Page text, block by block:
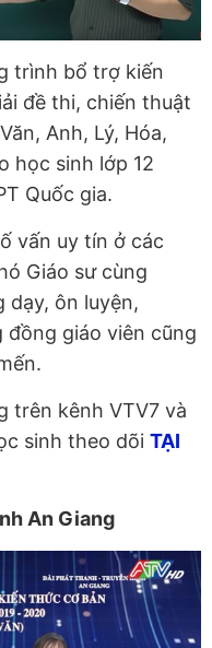
trình bổ trợ kiến
đề thi, chiến thuật
Anh, Lý, Hóa,
học sinh lớp 12
Quốc gia.
vấn uy tín ở các
Giáo sư cùng
dạy, ôn luyện,
giáo viên cũng
trên kênh VTV7 và
sinh theo dõi TẠI
An Giang